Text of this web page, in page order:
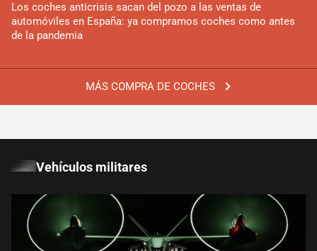
MÁS COMPRA DE COCHES
Los coches anticrisis sacan del pozo a las ventas de
automóviles en España: ya compramos coches como antes
de la pandemia
Vehículos militares